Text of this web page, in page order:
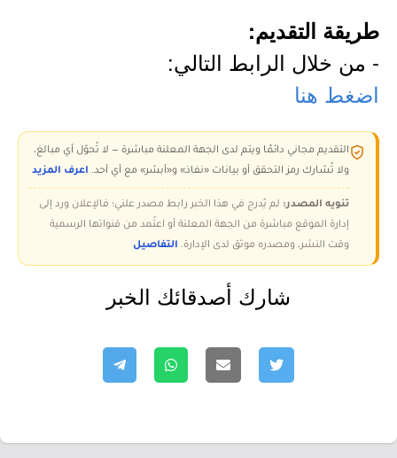
طريقة التقديم:
- من خلال الرابط التالي:
اضغط هنا
التقديم مجاني دائمًا ويتم لدى الجهة المعلنة مباشرة — لا تُحوّل أي مبالغ،
ولا تُشارك رمز التحقق أو بيانات «نفاذ» و«أبشر» مع أي أحد. اعرف المزيد
تنويه المصدر: لم يُدرج في هذا الخبر رابط مصدر علني؛ فالإعلان ورد إلى
إدارة الموقع مباشرة من الجهة المعلنة أو اعتُمد من قنواتها الرسمية
وقت النشر، ومصدره موثق لدى الإدارة. التفاصيل
شارك أصدقائك الخبر